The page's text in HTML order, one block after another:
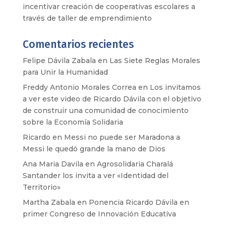
incentivar creación de cooperativas escolares a
través de taller de emprendimiento
Comentarios recientes
Felipe Dávila Zabala en Las Siete Reglas Morales
para Unir la Humanidad
Freddy Antonio Morales Correa en Los invitamos
a ver este video de Ricardo Dávila con el objetivo
de construir una comunidad de conocimiento
sobre la Economía Solidaria
Ricardo en Messi no puede ser Maradona a
Messi le quedó grande la mano de Dios
Ana Maria Davila en Agrosolidaria Charalá
Santander los invita a ver «Identidad del
Territorio»
Martha Zabala en Ponencia Ricardo Dávila en
primer Congreso de Innovación Educativa